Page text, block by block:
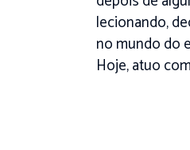
lecionando,
no mundo do
Hoje, atuo